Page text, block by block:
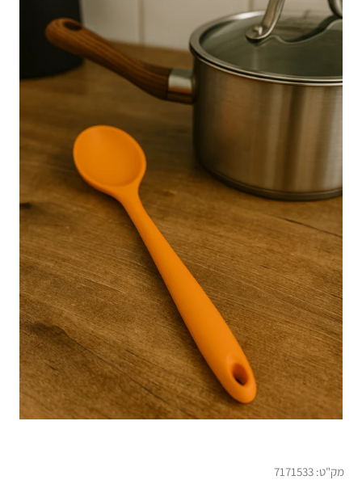
מק"ט: 7171533